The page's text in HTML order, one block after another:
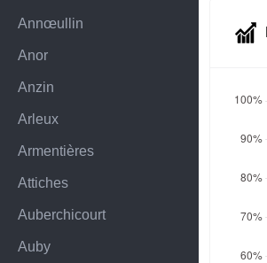
Annœullin
Anor
Anzin
Arleux
Armentières
Attiches
Auberchicourt
Auby